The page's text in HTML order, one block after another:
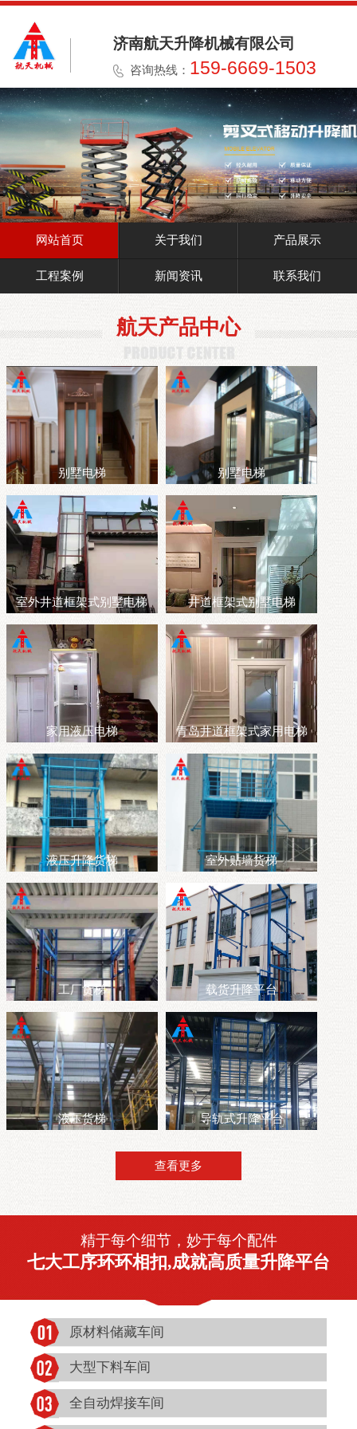
济南航天升降机械有限公司
咨询热线： 159-6669-1503
网站首页 关于我们 产品展示
工程案例 新闻资讯 联系我们
航天产品中心
别墅电梯 别墅电梯
室外井道框架式别墅电梯 井道框架式别墅电梯
家用液压电梯 青岛井道框架式家用电梯
液压升降货梯 室外贴墙货梯
工厂货梯 载货升降平台
液压货梯 导轨式升降平台
查看更多
精于每个细节，妙于每个配件
七大工序环环相扣,成就高质量升降平台
原材料储藏车间
大型下料车间
全自动焊接车间